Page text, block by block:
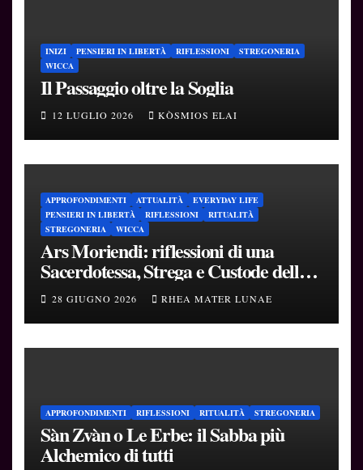
INIZI PENSIERI IN LIBERTÀ RIFLESSIONI
STREGONERIA
WICCA
Il Passaggio oltre la Soglia
12 LUGLIO 2026 KÒSMIOS ELAI
APPROFONDIMENTI ATTUALITÀ
EVERYDAY LIFE
PENSIERI IN LIBERTÀ
RIFLESSIONI
RITUALITÀ
STREGONERIA
WICCA
Ars Moriendi: riflessioni di una
Sacerdotessa, Strega e Custode delle
Soglie
28 GIUGNO 2026 RHEA MATER LUNAE
APPROFONDIMENTI RIFLESSIONI RITUALITÀ STREGONERIA
Sàn Zvàn o Le Erbe: il Sabba più
Alchemico di tutti